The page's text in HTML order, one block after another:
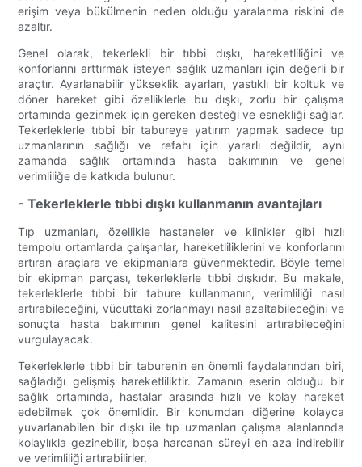
erişim veya bükülmenin neden olduğu yaralanma riskini de
azaltır.
Genel olarak, tekerlekli bir tıbbi dışkı, hareketliliğini ve
konforlarını arttırmak isteyen sağlık uzmanları için değerli bir
araçtır. Ayarlanabilir yükseklik ayarları, yastıklı bir koltuk ve
döner hareket gibi özelliklerle bu dışkı, zorlu bir çalışma
ortamında gezinmek için gereken desteği ve esnekliği sağlar.
Tekerleklerle tıbbi bir tabureye yatırım yapmak sadece tıp
uzmanlarının sağlığı ve refahı için yararlı değildir, aynı
zamanda sağlık ortamında hasta bakımının ve genel
verimliliğe de katkıda bulunur.
- Tekerleklerle tıbbi dışkı kullanmanın avantajları
Tıp uzmanları, özellikle hastaneler ve klinikler gibi hızlı
tempolu ortamlarda çalışanlar, hareketliliklerini ve konforlarını
artıran araçlara ve ekipmanlara güvenmektedir. Böyle temel
bir ekipman parçası, tekerleklerle tıbbi dışkıdır. Bu makale,
tekerleklerle tıbbi bir tabure kullanmanın, verimliliği nasıl
artırabileceğini, vücuttaki zorlanmayı nasıl azaltabileceğini ve
sonuçta hasta bakımının genel kalitesini artırabileceğini
vurgulayacak.
Tekerleklerle tıbbi bir taburenin en önemli faydalarından biri,
sağladığı gelişmiş hareketliliktir. Zamanın eserin olduğu bir
sağlık ortamında, hastalar arasında hızlı ve kolay hareket
edebilmek çok önemlidir. Bir konumdan diğerine kolayca
yuvarlanabilen bir dışkı ile tıp uzmanları çalışma alanlarında
kolaylıkla gezinebilir, boşa harcanan süreyi en aza indirebilir
ve verimliliği artırabilirler.